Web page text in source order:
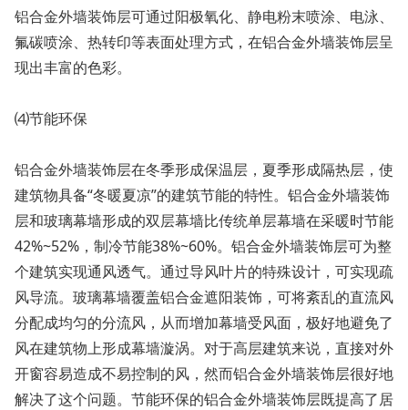
铝合金外墙装饰层可通过阳极氧化、静电粉末喷涂、电泳、
氟碳喷涂、热转印等表面处理方式，在铝合金外墙装饰层呈
现出丰富的色彩。
⑷节能环保
铝合金外墙装饰层在冬季形成保温层，夏季形成隔热层，使
建筑物具备“冬暖夏凉”的建筑节能的特性。铝合金外墙装饰
层和玻璃幕墙形成的双层幕墙比传统单层幕墙在采暖时节能
42%~52%，制冷节能38%~60%。铝合金外墙装饰层可为整
个建筑实现通风透气。通过导风叶片的特殊设计，可实现疏
风导流。玻璃幕墙覆盖铝合金遮阳装饰，可将紊乱的直流风
分配成均匀的分流风，从而增加幕墙受风面，极好地避免了
风在建筑物上形成幕墙漩涡。对于高层建筑来说，直接对外
开窗容易造成不易控制的风，然而铝合金外墙装饰层很好地
解决了这个问题。节能环保的铝合金外墙装饰层既提高了居